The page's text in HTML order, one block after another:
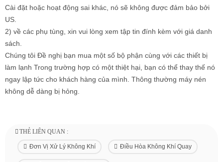
Cài đặt hoặc hoạt động sai khác, nó sẽ không được đảm bảo bởi
US.
2) về các phụ tùng, xin vui lòng xem tập tin đính kèm với giá danh
sách.
Chúng tôi Đề nghị bạn mua một số bộ phận cùng với các thiết bị
làm lạnh Trong trường hợp có một thiệt hại, bạn có thể thay thế nó
ngay lập tức cho khách hàng của mình. Thông thường máy nén
không dễ dàng bị hỏng.
THẺ LIÊN QUAN :
Đơn Vị Xử Lý Không Khí Điều Hòa Không Khí Quay